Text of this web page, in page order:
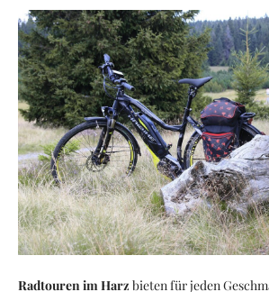
Radtouren im Harz bieten für jeden